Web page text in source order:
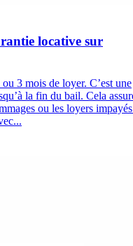
locative sur
3 mois de loyer. C’est une
la fin du bail. Cela
ou les loyers